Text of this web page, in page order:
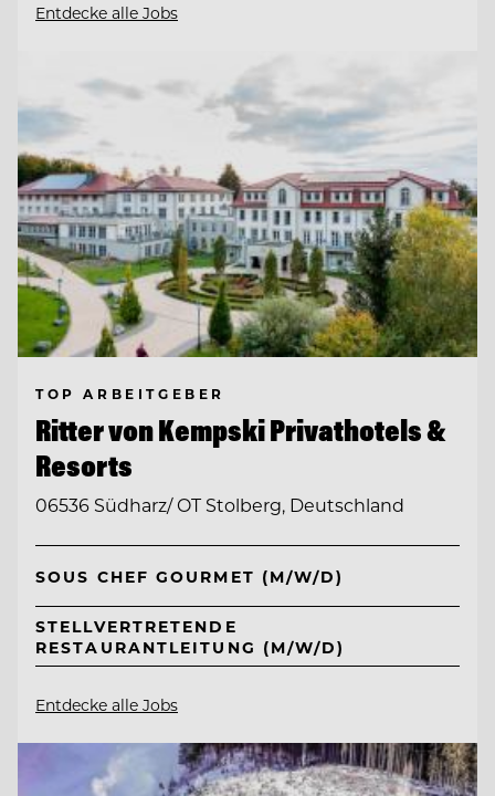
Entdecke alle Jobs
TOP ARBEITGEBER
Ritter von Kempski Privathotels &
Resorts
06536 Südharz/ OT Stolberg, Deutschland
SOUS CHEF GOURMET (M/W/D)
STELLVERTRETENDE
RESTAURANTLEITUNG (M/W/D)
Entdecke alle Jobs